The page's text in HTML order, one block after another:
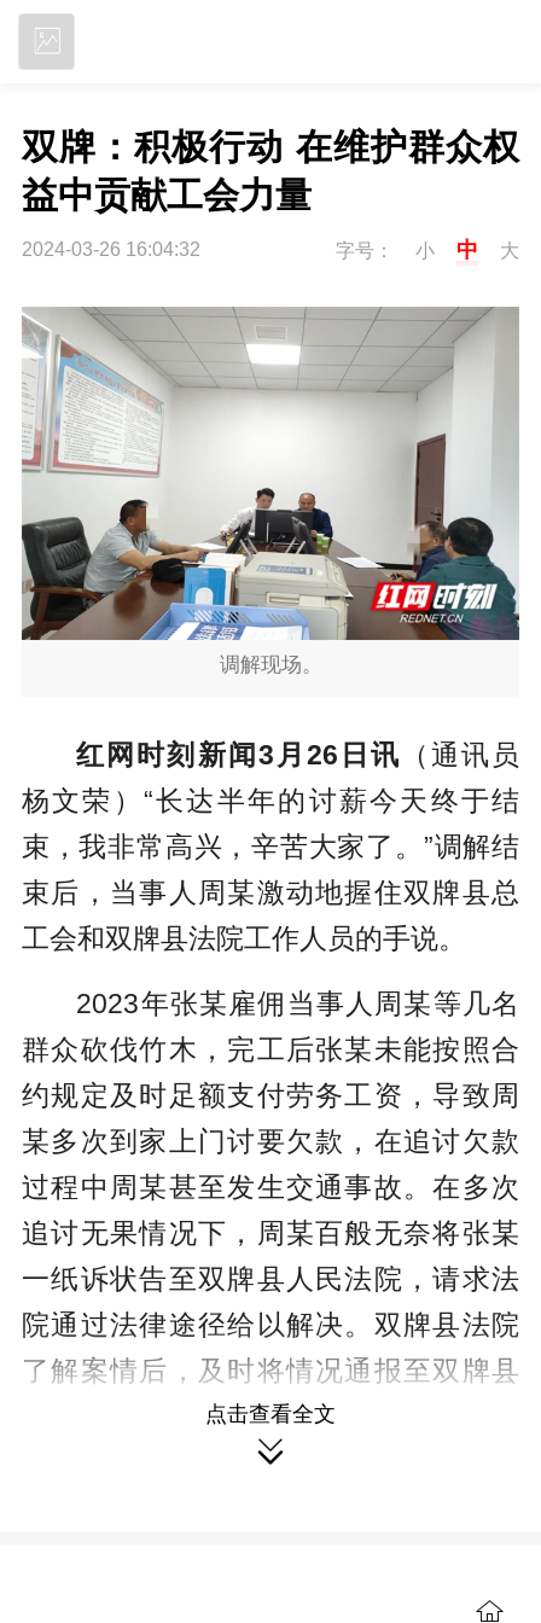
双牌：积极行动 在维护群众权
益中贡献工会力量
2024-03-26 16:04:32 字号： 小 中 大
调解现场。
红网时刻新闻3月26日讯 （通讯员
杨文荣）“长达半年的讨薪今天终于结
束，我非常高兴，辛苦大家了。”调解结
束后，当事人周某激动地握住双牌县总
工会和双牌县法院工作人员的手说。
2023年张某雇佣当事人周某等几名
群众砍伐竹木，完工后张某未能按照合
约规定及时足额支付劳务工资，导致周
某多次到家上门讨要欠款，在追讨欠款
过程中周某甚至发生交通事故。在多次
追讨无果情况下，周某百般无奈将张某
一纸诉状告至双牌县人民法院，请求法
院通过法律途径给以解决。双牌县法院
了解案情后，及时将情况通报至双牌县
总工会，共同启动“工会+法院”劳动争议
调解机制，及时组织双方进行调解。调
处过程中当事人双方提出的处理意见提
点击查看全文
